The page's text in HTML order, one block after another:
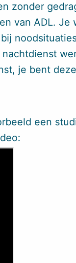
zonder
van ADL. Je
je bent
een